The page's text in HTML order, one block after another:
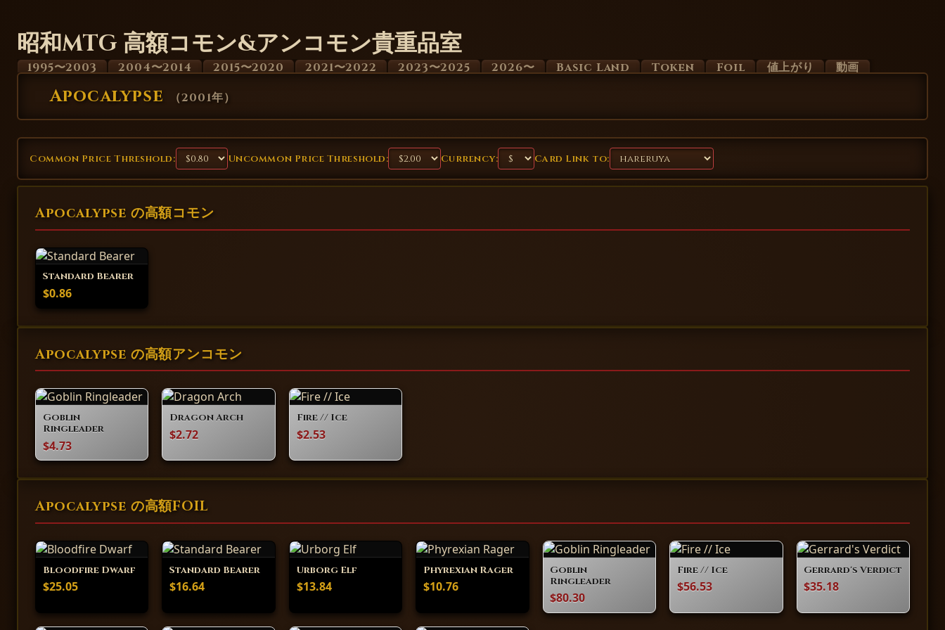
昭和MTG 高額コモン&アンコモン貴重品室
1995〜2003 2004〜2014 2015〜2020 2021〜2022 2023〜2025 2026〜 Basic Land Token Foil 値上がり 動画
Apocalypse （2001年）
Common Price Threshold: Uncommon Price Threshold: Currency: Card Link to:
Apocalypse の高額コモン
Standard Bearer
$0.86
Apocalypse の高額アンコモン
Goblin
Ringleader
$4.73
Dragon Arch
$2.72
Fire // Ice
$2.53
Apocalypse の高額FOIL
Bloodfire Dwarf
$25.05
Standard Bearer
$16.64
Urborg Elf
$13.84
Phyrexian Rager
$10.76
Goblin
Ringleader
$80.30
Fire // Ice
$56.53
Gerrard's Verdict
$35.18